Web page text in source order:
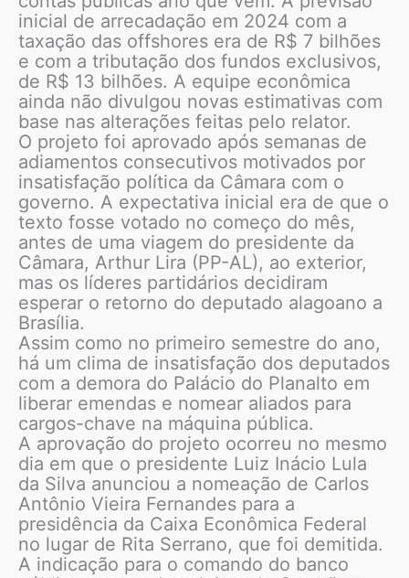
inicial de arrecadação em 2024 com a
taxação das offshores era de R$ 7 bilhões
e com a tributação dos fundos exclusivos,
de R$ 13 bilhões. A equipe econômica
ainda não divulgou novas estimativas com
base nas alterações feitas pelo relator.
O projeto foi aprovado após semanas de
adiamentos consecutivos motivados por
insatisfação política da Câmara com o
governo. A expectativa inicial era de que o
texto fosse votado no começo do mês,
antes de uma viagem do presidente da
Câmara, Arthur Lira (PP-AL), ao exterior,
mas os líderes partidários decidiram
esperar o retorno do deputado alagoano a
Brasília.
Assim como no primeiro semestre do ano,
há um clima de insatisfação dos deputados
com a demora do Palácio do Planalto em
liberar emendas e nomear aliados para
cargos-chave na máquina pública.
A aprovação do projeto ocorreu no mesmo
dia em que o presidente Luiz Inácio Lula
da Silva anunciou a nomeação de Carlos
Antônio Vieira Fernandes para a
presidência da Caixa Econômica Federal
no lugar de Rita Serrano, que foi demitida.
A indicação para o comando do banco